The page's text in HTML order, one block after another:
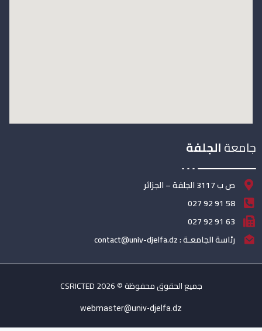
جامعةالجلفة
ص ب 3117 الجلفة – الجزائر
58 91 92 027
63 91 92 027
رئاسة الجامعـة : contact@univ-djelfa.dz
جميع الحقوق محفوظة © 2026 CSRICTED
webmaster@univ-djelfa.dz